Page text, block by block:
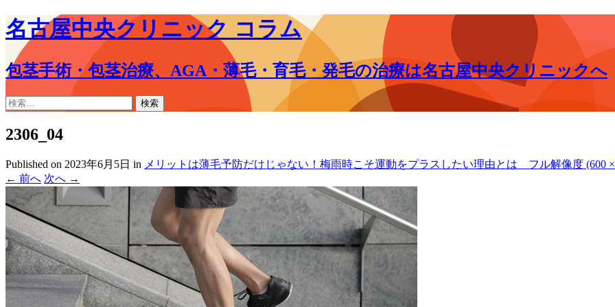
名古屋中央クリニック コラム
包茎手術・包茎治療、AGA・薄毛・育毛・発毛の治療は名古屋中央クリニックへ
コ
ン
テ
ツ
ス
キ
プ
検
索:
2306_04
Published on 2023年6月5日 in メリットは薄毛予防だけじゃない！梅雨時こそ運動をプラスしたい理由とは フル解像度 (600
← 前へ 次へ →